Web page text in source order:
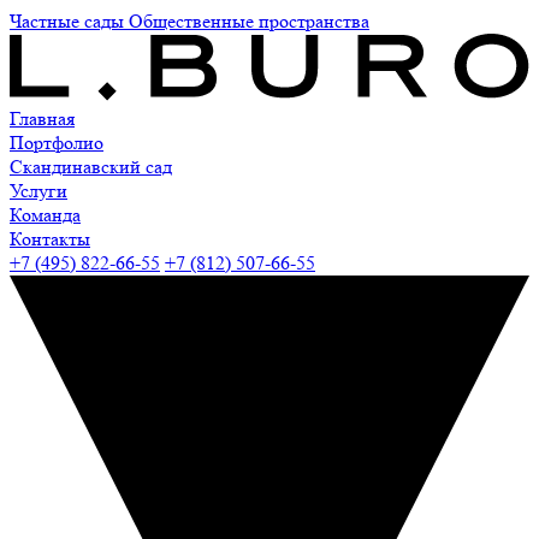
Частные сады Общественные пространства
Главная
Портфолио
Скандинавский сад
Услуги
Команда
Контакты
+7 (495) 822-66-55 +7 (812) 507-66-55